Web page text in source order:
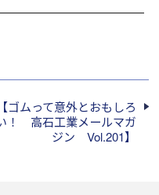
【ゴムって意外とおもしろ
！ 高石工業メールマガ
ジン Vol.201】